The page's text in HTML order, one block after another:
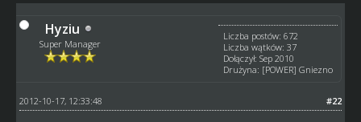
Hyziu
Super Manager
Liczba postów: 672
Liczba wątków: 37
Dołączył: Sep 2010
Drużyna: [POWER] Gniezno
#22
2012-10-17, 12:33:48